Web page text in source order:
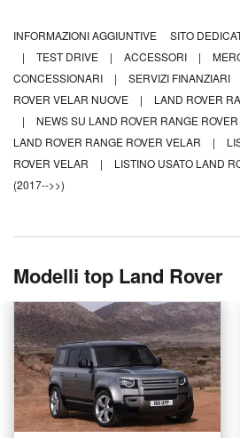
INFORMAZIONI AGGIUNTIVE SITO
|
TEST DRIVE | ACCESSORI |
CONCESSIONARI
| SERVIZI FINANZIARI
ROVER VELAR NUOVE
|
LAND ROVER
|
NEWS SU LAND ROVER RANGE
LAND ROVER RANGE ROVER VELAR
|
ROVER VELAR
|
LISTINO USATO LAND
(2017-->>)
Modelli top Land Rover